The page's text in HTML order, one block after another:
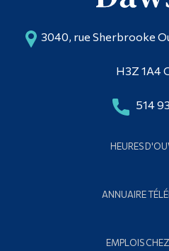
3040, rue Sherbrooke
H3Z 1A4
514
HEURES
ANNUAIRE
EMPLOIS